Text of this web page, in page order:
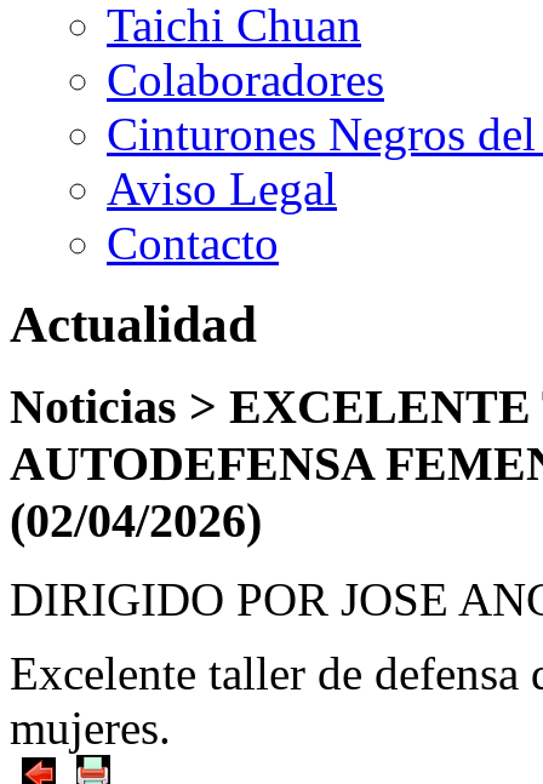
Taichi Chuan
Colaboradores
Cinturones Negros
Aviso Legal
Contacto
Actualidad
Noticias >
AUTODEFENSA
(02/04/2026)
DIRIGIDO POR JOSE
Excelente taller de
mujeres.